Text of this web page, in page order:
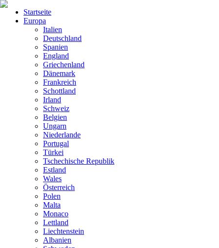
Startseite
Europa
Italien
Deutschland
Spanien
England
Griechenland
Dänemark
Frankreich
Schottland
Irland
Schweiz
Belgien
Ungarn
Niederlande
Portugal
Türkei
Tschechische Republik
Estland
Wales
Österreich
Polen
Malta
Monaco
Lettland
Liechtenstein
Albanien